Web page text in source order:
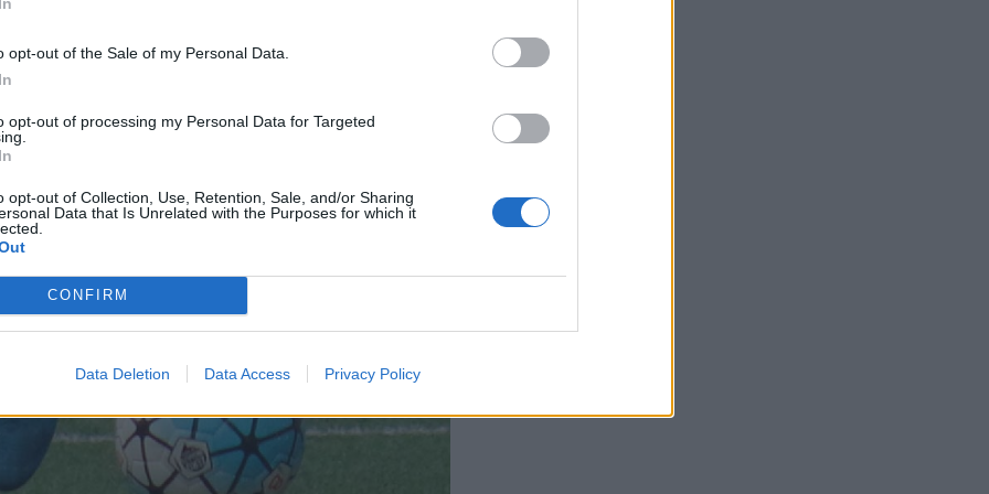
opt-out of the Sale of my Personal Data.
opt-out of processing my Personal Data for Targeted
opt-out of Collection, Use, Retention, Sale, and/or Sharing
Data that Is Unrelated with the Purposes for which it
CONFIRM
Data Deletion Data Access Privacy Policy
primers partits de la sisena jornada de lliga al grup